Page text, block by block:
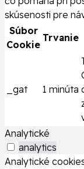
skúsenosti pre
Súbor
Cookie
Trvanie
_gat 1 minúta
Analytické
analytics
Analytické